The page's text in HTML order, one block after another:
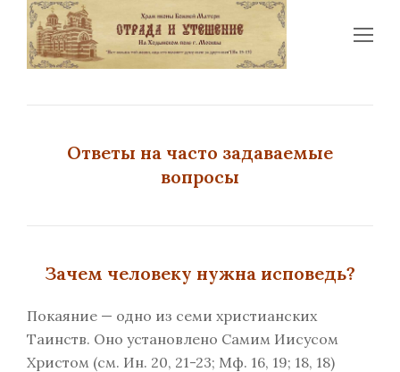
Ответы на часто задаваемые
вопросы
Зачем человеку нужна исповедь?
Покаяние — одно из семи христианских
Таинств. Оно установлено Самим Иисусом
Христом (см. Ин. 20, 21-23; Мф. 16, 19; 18, 18)